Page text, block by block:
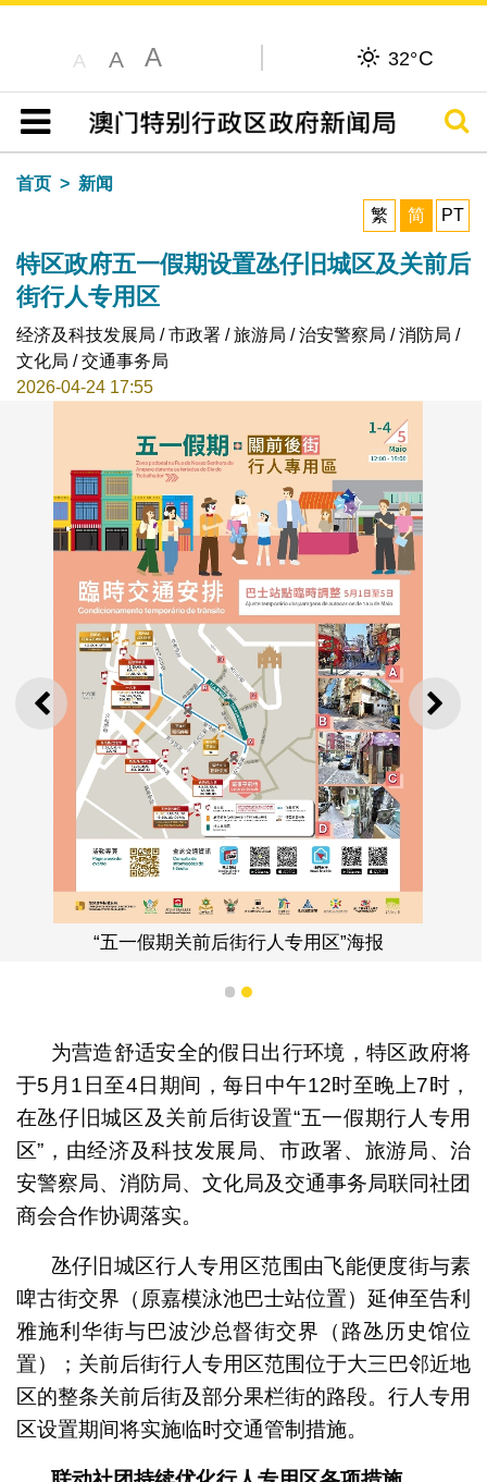
A A A 32°C
目录
搜寻
首页
新闻
繁
简 PT
特区政府五一假期设置氹仔旧城区及关前后
街行人专用区
经济及科技发展局 / 市政署 / 旅游局 / 治安警察局 / 消防局 /
文化局 / 交通事务局
2026-04-24 17:55
上一则 下一
“五一假期关前后街行人专用区”海报
1 2
为营造舒适安全的假日出行环境，特区政府将
于5月1日至4日期间，每日中午12时至晚上7时，
在氹仔旧城区及关前后街设置“五一假期行人专用
区”，由经济及科技发展局、市政署、旅游局、治
安警察局、消防局、文化局及交通事务局联同社团
商会合作协调落实。
氹仔旧城区行人专用区范围由飞能便度街与素
啤古街交界（原嘉模泳池巴士站位置）延伸至告利
雅施利华街与巴波沙总督街交界（路氹历史馆位
置）；关前后街行人专用区范围位于大三巴邻近地
区的整条关前后街及部分果栏街的路段。行人专用
区设置期间将实施临时交通管制措施。